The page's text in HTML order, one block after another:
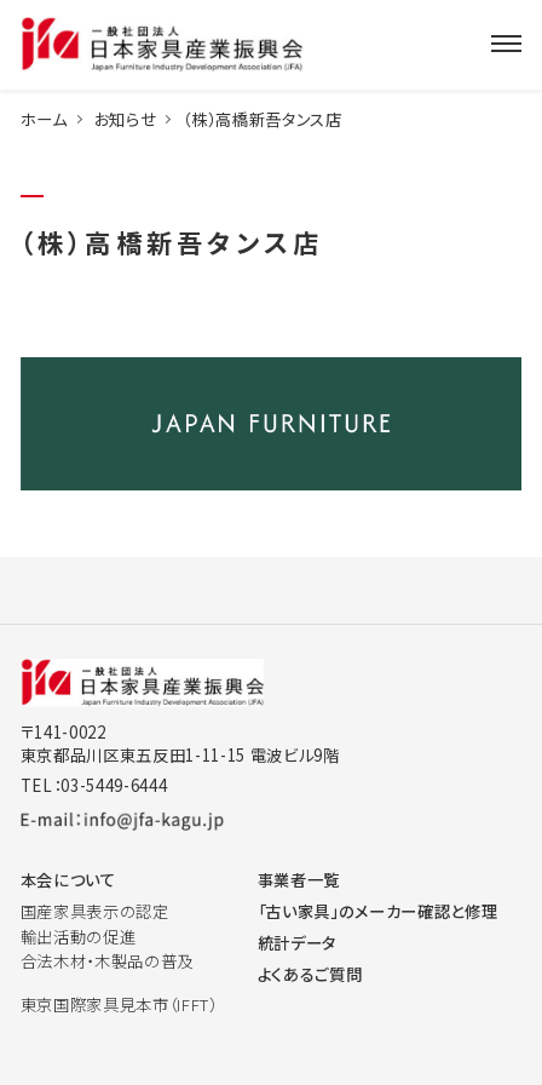
ホーム お知らせ （株）高橋新吾タンス店
（株）高橋新吾タンス店
〒141-0022
東京都品川区東五反田1-11-15 電波ビル9階
TEL：03-5449-6444
本会について
国産家具表示の認定
輸出活動の促進
合法木材・木製品の普及
東京国際家具見本市（IFFT）
事業者一覧
「古い家具」のメーカー確認と修理
統計データ
よくあるご質問